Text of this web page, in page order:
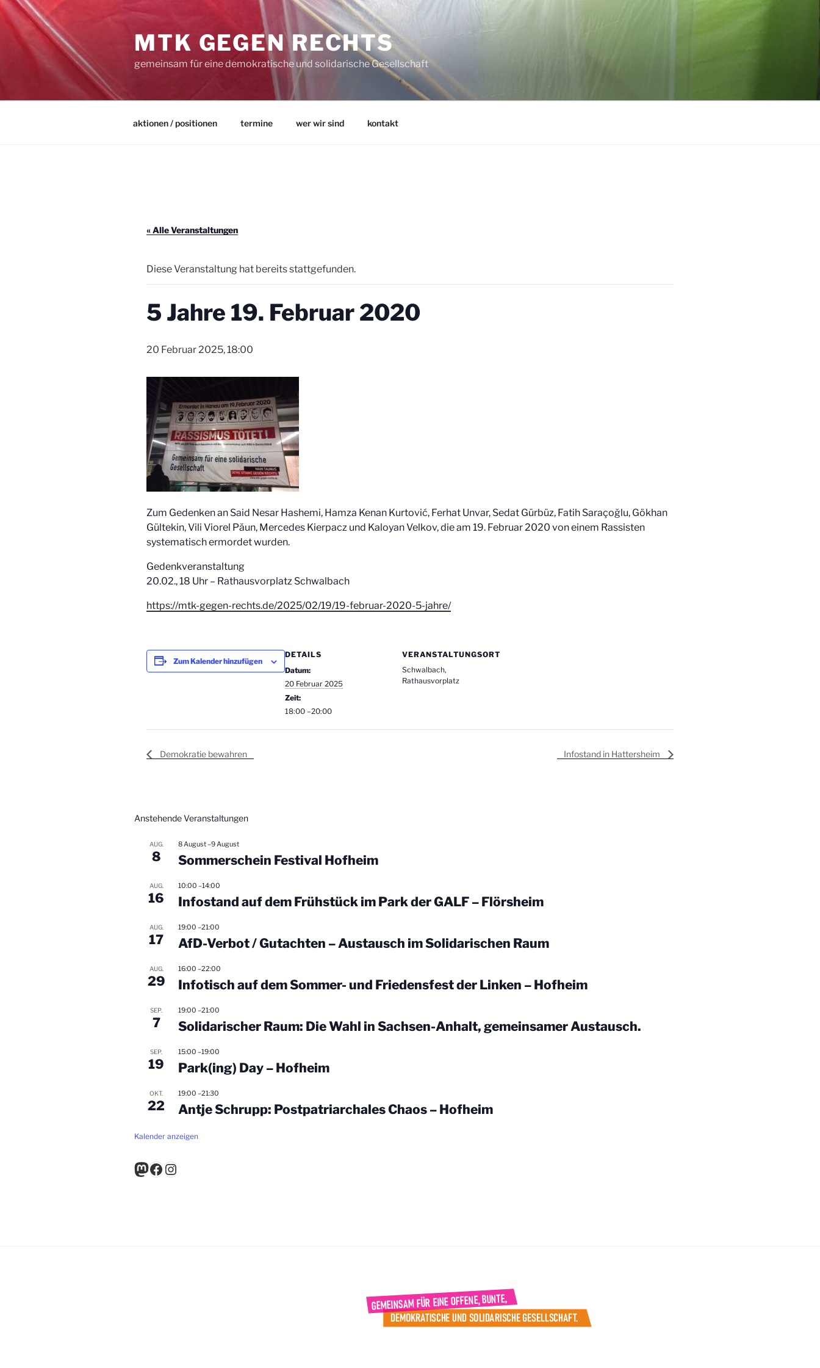
Zum
Inhalt
springen
MTK GEGEN RECHTS
gemeinsam für eine demokratische und solidarische Gesellschaft
aktionen / positionen termine wer wir sind kontakt
« Alle Veranstaltungen
Diese Veranstaltung hat bereits stattgefunden.
5 Jahre 19. Februar 2020
20 Februar 2025, 18:00
Zum Gedenken an Said Nesar Hashemi, Hamza Kenan Kurtović, Ferhat Unvar, Sedat Gürbüz, Fatih Saraçoğlu, Gökhan
Gültekin, Vili Viorel Păun, Mercedes Kierpacz und Kaloyan Velkov, die am 19. Februar 2020 von einem Rassisten
systematisch ermordet wurden.
Gedenkveranstaltung
20.02., 18 Uhr – Rathausvorplatz Schwalbach
https://mtk-gegen-rechts.de/2025/02/19/19-februar-2020-5-jahre/
Zum Kalender hinzufügen
DETAILS
Datum:
20 Februar 2025
Zeit:
18:00 –20:00
VERANSTALTUNGSORT
Schwalbach,
Rathausvorplatz
Demokratie bewahren Infostand in Hattersheim
Anstehende Veranstaltungen
AUG.
8
8 August–9 August
Sommerschein Festival Hofheim
AUG.
16
10:00 –14:00
Infostand auf dem Frühstück im Park der GALF – Flörsheim
AUG.
17
19:00 –21:00
AfD-Verbot / Gutachten – Austausch im Solidarischen Raum
AUG.
29
16:00 –22:00
Infotisch auf dem Sommer- und Friedensfest der Linken – Hofheim
SEP.
7
19:00 –21:00
Solidarischer Raum: Die Wahl in Sachsen-Anhalt, gemeinsamer Austausch.
SEP.
19
15:00 –19:00
Park(ing) Day – Hofheim
OKT.
22
19:00 –21:30
Antje Schrupp: Postpatriarchales Chaos – Hofheim
Kalender anzeigen
Mastodon
Facebook
Instagram